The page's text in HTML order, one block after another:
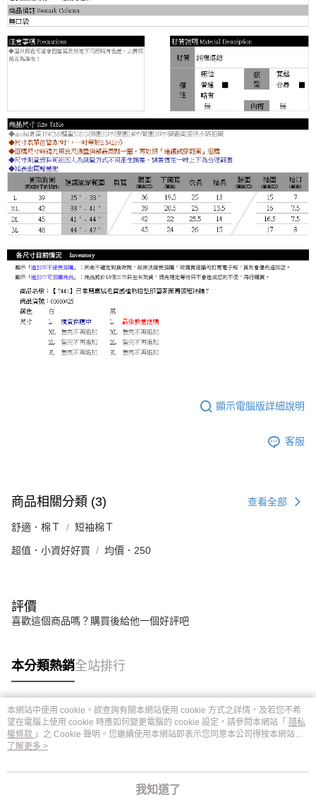
顯示電腦版詳細說明
客服
商品相關分類 (3) 查看全部
舒適．棉Ｔ 短袖棉Ｔ
超值．小資好好買 均價．250
評價
喜歡這個商品嗎？購買後給他一個好評吧
本分類熱銷全站排行
熱門標籤
本網站中使用 cookie，欲查詢有關本網站使用 cookie 方式之詳情，及若您不希
望在電腦上使用 cookie 時應如何變更電腦的 cookie 設定，請參閱本網站「 隱私
權條款 」之 Cookie 聲明。您繼續使用本網站即表示您同意本公司得按本網站使
用條款之 Cookie 聲明使用 cookie。
了解更多 >
我知道了